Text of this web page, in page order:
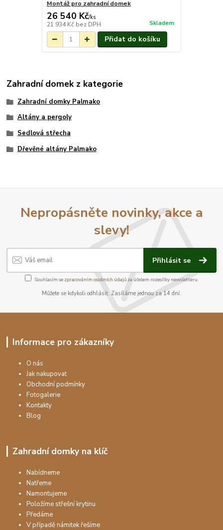
Montáž pro zahradní domek
26 540 Kč/ks
21 934 Kč bez DPH Skladem
Přidat do košíku
Zahradní domek z kategorie
Zahradní domky Palmako
Altány a pergoly
Sedlová střecha
Dřevěné altány Palmako
Nepropásněte novinky, akce a
slevy!
Přihlásit se
Souhlasím se zpracováním osobních údajůza účelem rozesílky newsletteru.
Můžete se kdykoli odhlásit. Zasíláme jednou za 14 dní.
Informace pro zákazníky
O nás
Jak nakupovat
Obchodní podmínky
Fotogalerie
Kontakty
Blog
Zahradní domky na klíč
Nabídneme
Natřeme
Namontujeme
Položíme střešní krytinu
Předáme
V případě námitek řešíme